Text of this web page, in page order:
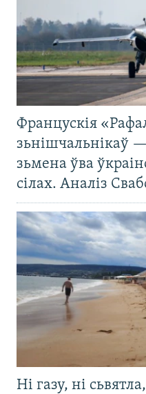
Францускія
зьнішчальнікаў
зьмена ўва
сілах. Аналіз
Ні газу, ні